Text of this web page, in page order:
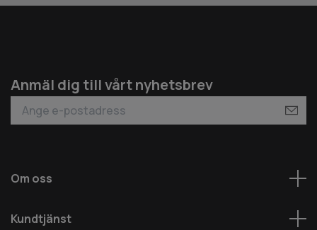
Anmäl dig till vårt nyhetsbrev
Om oss
Kundtjänst